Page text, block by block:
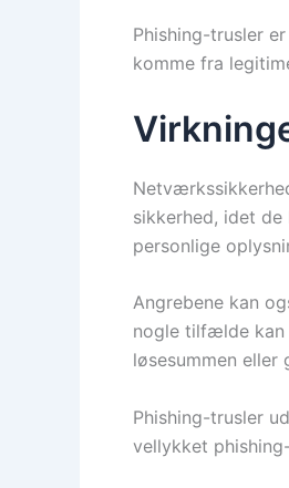
Phishing-trusler
komme fra
sikkerhed, idet
personlige
Angrebene kan
nogle tilfælde kan
løsesummen eller
Phishing-trusler
vellykket